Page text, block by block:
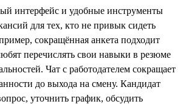
интерфейс и удобные инструменты
для тех, кто не привык сидеть
сокращённая анкета подходит
перечислять свои навыки в резюме
Чат с работодателем сокращает
до выхода на смену. Кандидат
уточнить график, обсудить